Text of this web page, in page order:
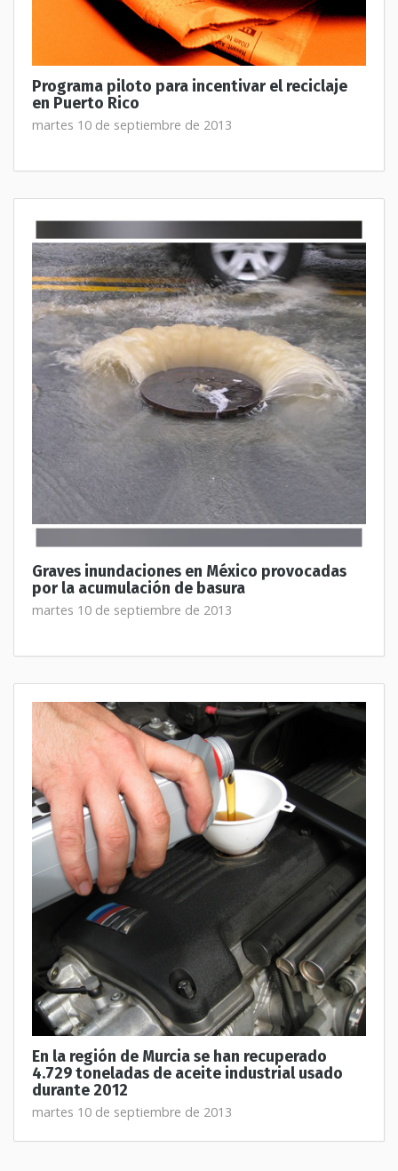
Programa piloto para incentivar el reciclaje
en Puerto Rico
martes 10 de septiembre de 2013
Graves inundaciones en México provocadas
por la acumulación de basura
martes 10 de septiembre de 2013
En la región de Murcia se han recuperado
4.729 toneladas de aceite industrial usado
durante 2012
martes 10 de septiembre de 2013